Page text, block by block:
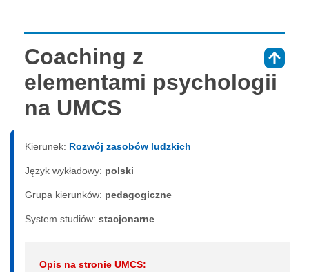
Coaching z
elementami psychologii
na UMCS
Kierunek: Rozwój zasobów ludzkich
Język wykładowy: polski
Grupa kierunków: pedagogiczne
System studiów: sta­cjo­nar­ne
Opis na stronie UMCS: